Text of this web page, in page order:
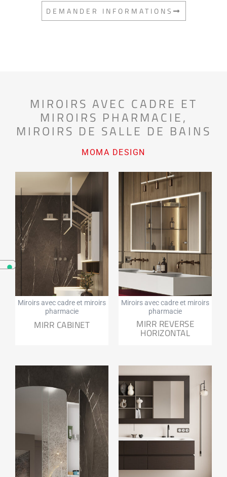
DEMANDER INFORMATIONS
MIROIRS AVEC CADRE ET
MIROIRS PHARMACIE,
MIROIRS DE SALLE DE BAINS
MOMA DESIGN
Miroirs avec cadre et miroirs
pharmacie
MIRR CABINET
Miroirs avec cadre et miroirs
pharmacie
MIRR REVERSE
HORIZONTAL